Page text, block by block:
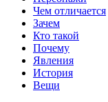
Чем отличается
Зачем
Кто такой
Почему
Явления
История
Вещи